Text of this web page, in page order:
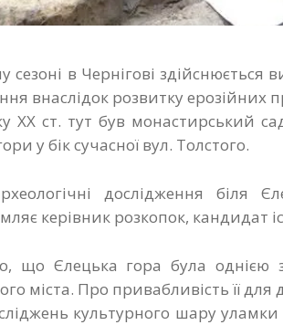
сезоні в Чернігові
внаслідок розвитку ерозійних
ХХ ст. тут був монастирський
у бік сучасної вул. Толстого.
дослідження біля
керівник розкопок, кандидат
що Єлецька гора була однією
міста. Про привабливість її
культурного шару уламки